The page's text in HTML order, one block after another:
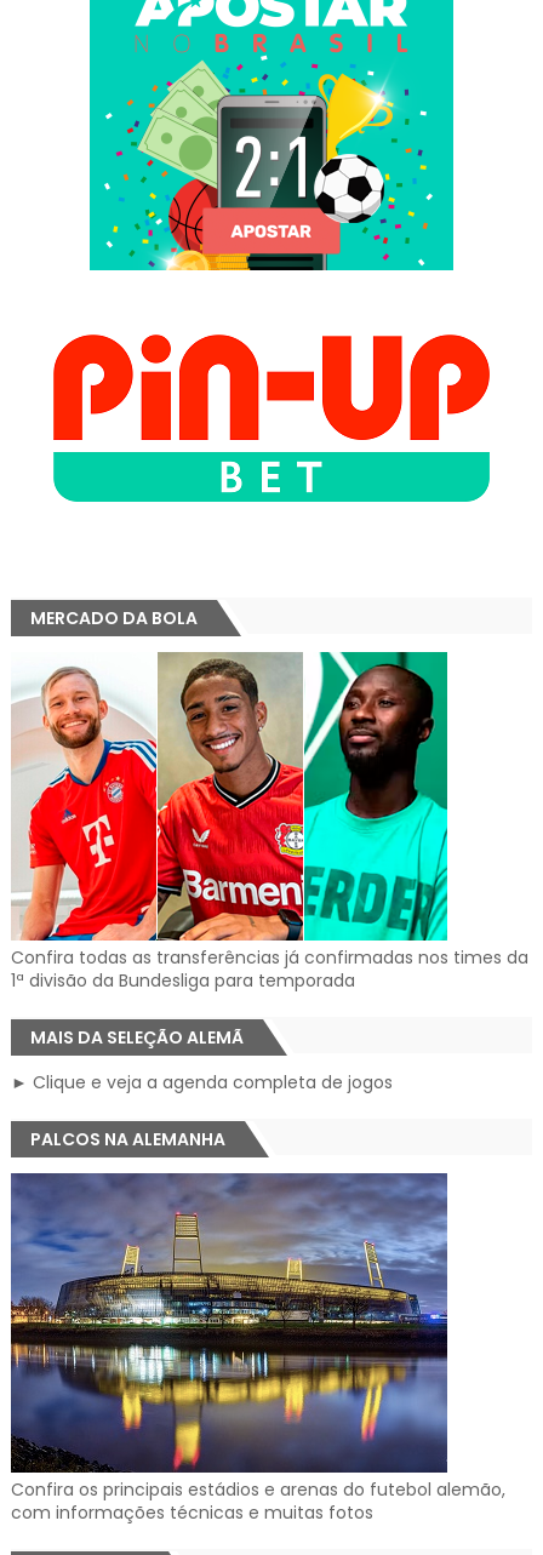
MERCADO DA BOLA
Confira todas as transferências já confirmadas nos times da
1ª divisão da Bundesliga para temporada
MAIS DA SELEÇÃO ALEMÃ
► Clique e veja a agenda completa de jogos
PALCOS NA ALEMANHA
Confira os principais estádios e arenas do futebol alemão,
com informações técnicas e muitas fotos